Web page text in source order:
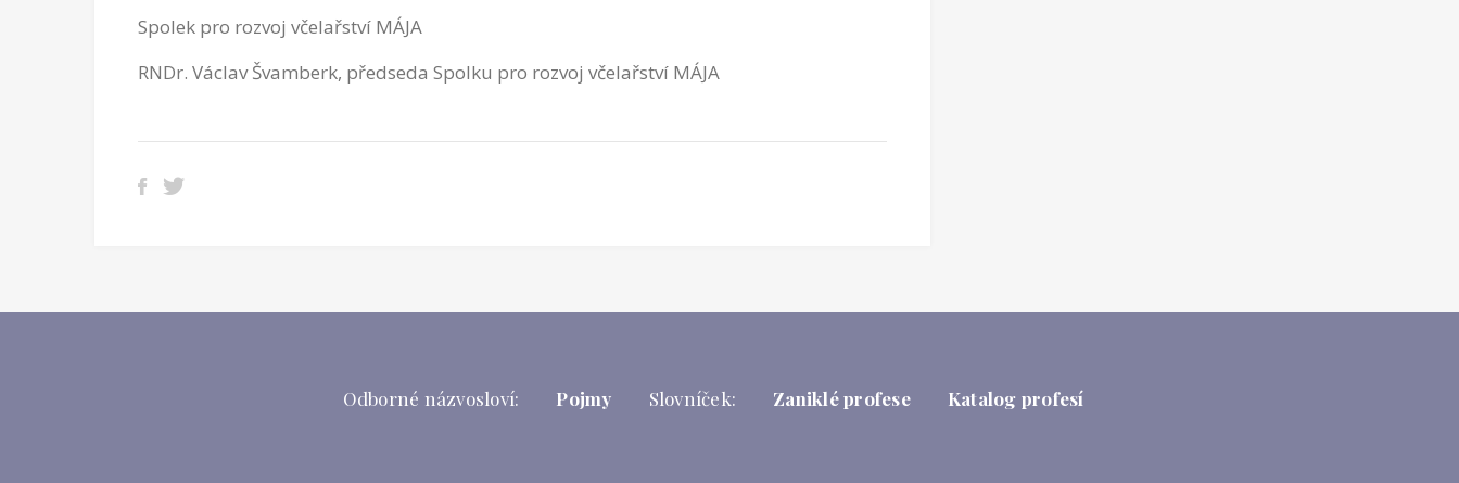
Spolek pro rozvoj včelařství MÁJA
RNDr. Václav Švamberk, předseda Spolku pro rozvoj včelařství MÁJA
Odborné názvosloví: Pojmy Slovníček: Zaniklé profese Katalog profesí